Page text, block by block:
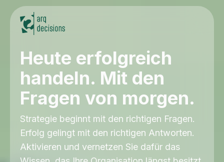
Heute erfolgreich
handeln. Mit den
Fragen von morgen.
Strategie beginnt mit den richtigen Fragen.
Erfolg gelingt mit den richtigen Antworten.
Aktivieren und vernetzen Sie dafür das